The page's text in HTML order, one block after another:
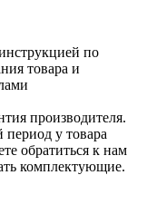
по
товара и
производителя.
у товара
обратиться к нам
комплектующие.